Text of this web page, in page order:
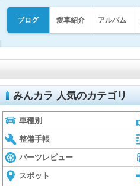
ブログ 愛車紹介 アルバム
みんカラ 人気のカテゴリ
車種別
整備手帳
パーツレビュー
スポット